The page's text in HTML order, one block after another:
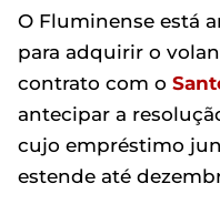
O Fluminense está
para adquirir o
contrato com o
antecipar a
cujo empréstimo
estende até